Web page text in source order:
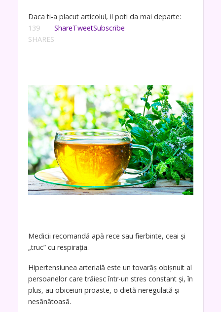
Daca ti-a placut articolul, il poti da mai departe:
139
SHARES
ShareTweetSubscribe
Medicii recomandă apă rece sau fierbinte, ceai și
„truc” cu respirația.
Hipertensiunea arterială este un tovarăș obișnuit al
persoanelor care trăiesc într-un stres constant și, în
plus, au obiceiuri proaste, o dietă neregulată și
nesănătoasă.